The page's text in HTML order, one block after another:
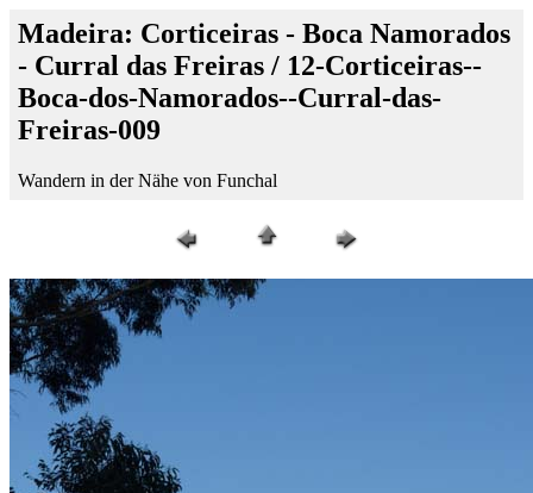
Madeira: Corticeiras - Boca Namorados
- Curral das Freiras / 12-Corticeiras--
Boca-dos-Namorados--Curral-das-
Freiras-009
Wandern in der Nähe von Funchal